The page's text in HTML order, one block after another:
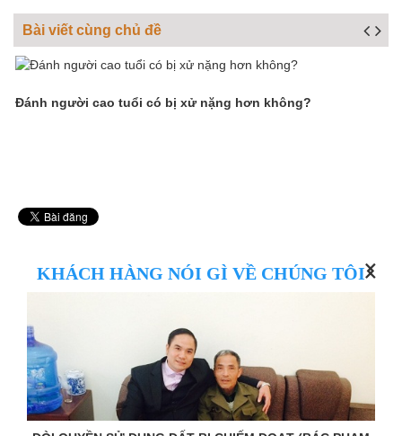
Bài viết cùng chủ đề
Đánh người cao tuổi có bị xử nặng hơn không?
KHÁCH HÀNG NÓI GÌ VỀ CHÚNG TÔI